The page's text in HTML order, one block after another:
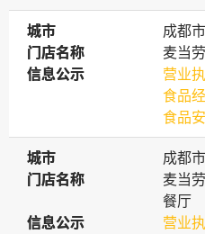
城市
城市
成都市
门店名称
门店名称
麦当
信息公示
信息公示
营业
食品
食品
城市
城市
成都市
门店名称
门店名称
麦当
餐厅
信息公示
信息公示
营业